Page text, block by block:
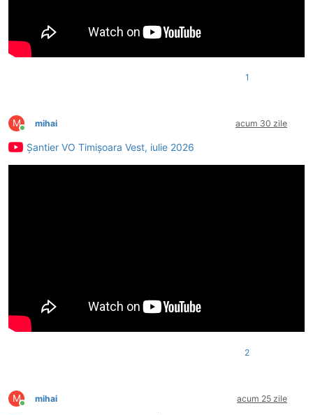
1
M
Conectat
mihai acum 30 zile
Șantier VO Timișoara Vest, iulie 2026
2
M
Conectat
mihai acum 25 zile